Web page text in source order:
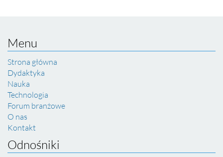
Menu
Strona główna
Dydaktyka
Nauka
Technologia
Forum branżowe
O nas
Kontakt
Odnośniki